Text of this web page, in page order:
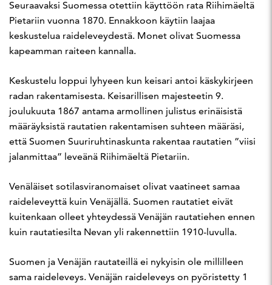
Seuraavaksi Suomessa otettiin käyttöön rata Riihimäeltä
Pietariin vuonna 1870. Ennakkoon käytiin laajaa
keskustelua raideleveydestä. Monet olivat Suomessa
kapeamman raiteen kannalla.
Keskustelu loppui lyhyeen kun keisari antoi käskykirjeen
radan rakentamisesta. Keisarillisen majesteetin 9.
joulukuuta 1867 antama armollinen julistus erinäisistä
määräyksistä rautatien rakentamisen suhteen määräsi,
että Suomen Suuriruhtinaskunta rakentaa rautatien ”viisi
jalanmittaa” leveänä Riihimäeltä Pietariin.
Venäläiset sotilasviranomaiset olivat vaatineet samaa
raideleveyttä kuin Venäjällä. Suomen rautatiet eivät
kuitenkaan olleet yhteydessä Venäjän rautatiehen ennen
kuin rautatiesilta Nevan yli rakennettiin 1910-luvulla.
Suomen ja Venäjän rautateillä ei nykyisin ole millilleen
sama raideleveys. Venäjän raideleveys on pyöristetty 1